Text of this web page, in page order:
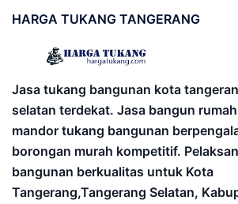
HARGA TUKANG TANGERANG
Jasa tukang bangunan kota
selatan terdekat. Jasa bangun
mandor tukang bangunan
borongan murah kompetitif.
bangunan berkualitas untuk Kota
Tangerang,Tangerang Selatan,